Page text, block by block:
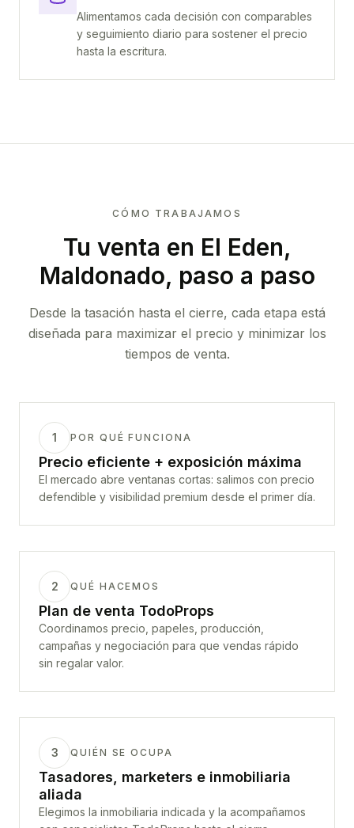
Alimentamos cada decisión con comparables
y seguimiento diario para sostener el precio
hasta la escritura.
CÓMO TRABAJAMOS
Tu venta en El Eden,
Maldonado, paso a paso
Desde la tasación hasta el cierre, cada etapa está
diseñada para maximizar el precio y minimizar los
tiempos de venta.
1 POR QUÉ FUNCIONA
Precio eficiente + exposición máxima
El mercado abre ventanas cortas: salimos con precio
defendible y visibilidad premium desde el primer día.
2 QUÉ HACEMOS
Plan de venta TodoProps
Coordinamos precio, papeles, producción,
campañas y negociación para que vendas rápido
sin regalar valor.
3 QUIÉN SE OCUPA
Tasadores, marketers e inmobiliaria
aliada
Elegimos la inmobiliaria indicada y la acompañamos